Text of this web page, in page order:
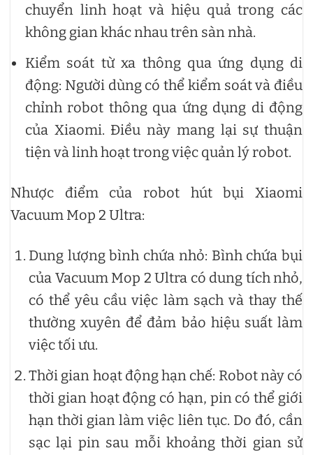
chuyển linh hoạt và hiệu quả trong các
không gian khác nhau trên sàn nhà.
Kiểm soát từ xa thông qua ứng dụng di
động: Người dùng có thể kiểm soát và điều
chỉnh robot thông qua ứng dụng di động
của Xiaomi. Điều này mang lại sự thuận
tiện và linh hoạt trong việc quản lý robot.
Nhược điểm của robot hút bụi Xiaomi
Vacuum Mop 2 Ultra:
Dung lượng bình chứa nhỏ: Bình chứa bụi
của Vacuum Mop 2 Ultra có dung tích nhỏ,
có thể yêu cầu việc làm sạch và thay thế
thường xuyên để đảm bảo hiệu suất làm
việc tối ưu.
Thời gian hoạt động hạn chế: Robot này có
thời gian hoạt động có hạn, pin có thể giới
hạn thời gian làm việc liên tục. Do đó, cần
sạc lại pin sau mỗi khoảng thời gian sử